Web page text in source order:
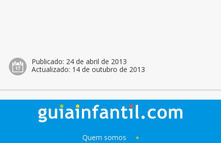
Publicado: 24 de abril de 2013
Actualizado: 14 de outubro de 2013
Quem somos